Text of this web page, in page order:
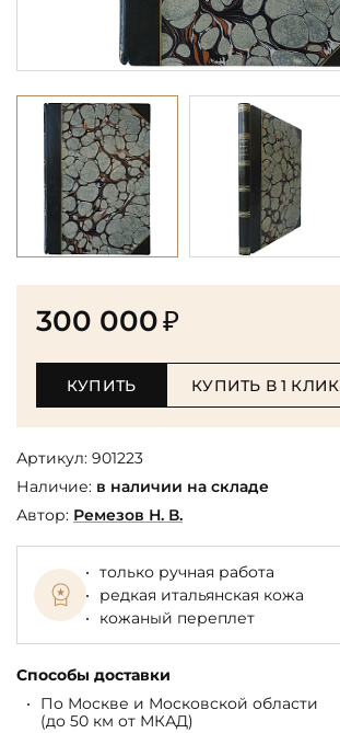
300 000₽
КУПИТЬ КУПИТЬ В 1 КЛИК
Артикул: 901223
Наличие: в наличии на складе
Автор: Ремезов Н. В.
только ручная работа
редкая итальянская кожа
кожаный переплет
Способы доставки
По Москве и Московской области
(до 50 км от МКАД)